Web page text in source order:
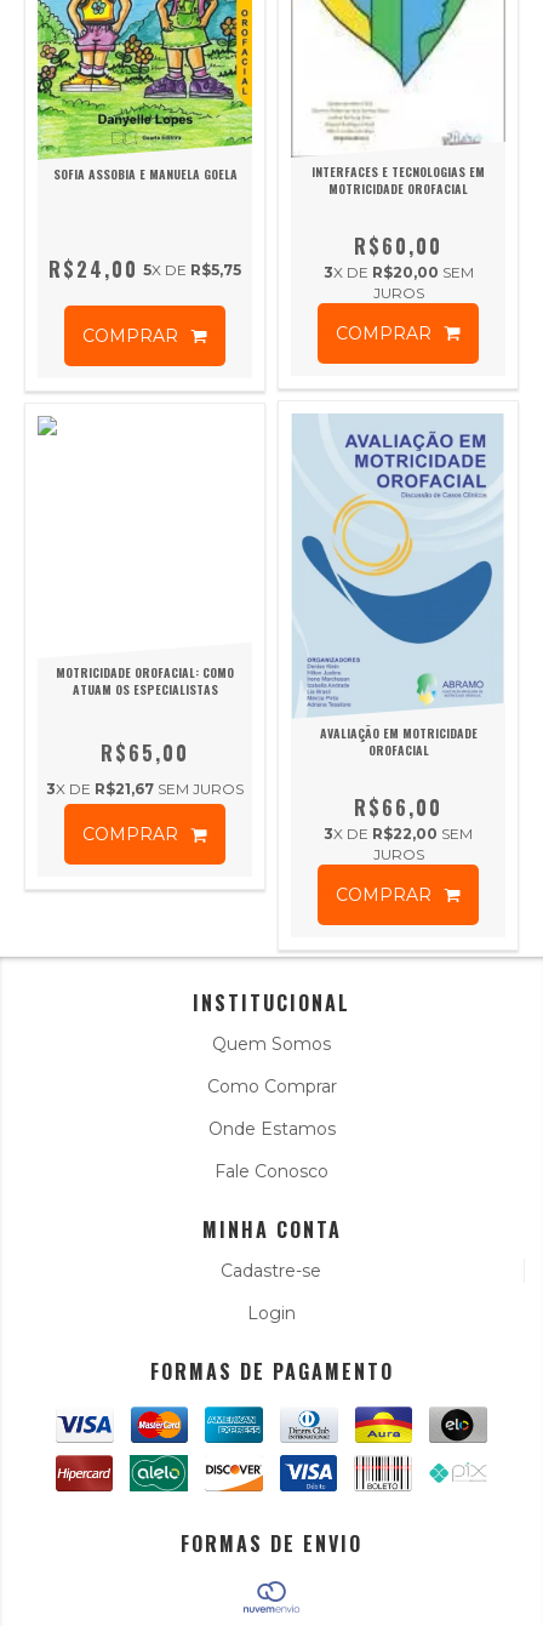
SOFIA ASSOBIA E MANUELA GOELA
R$24,00 5X DE R$5,75
COMPRAR
INTERFACES E TECNOLOGIAS EM
MOTRICIDADE OROFACIAL
R$60,00
3X DE R$20,00 SEM
JUROS
COMPRAR
MOTRICIDADE OROFACIAL: COMO
ATUAM OS ESPECIALISTAS
R$65,00
3X DE R$21,67 SEM JUROS
COMPRAR
AVALIAÇÃO EM MOTRICIDADE
OROFACIAL
R$66,00
3X DE R$22,00 SEM
JUROS
COMPRAR
INSTITUCIONAL
Quem Somos
Como Comprar
Onde Estamos
Fale Conosco
MINHA CONTA
Cadastre-se
Login
FORMAS DE PAGAMENTO
FORMAS DE ENVIO